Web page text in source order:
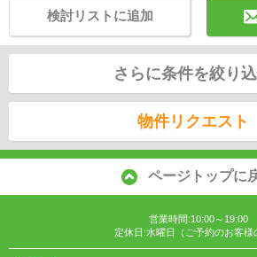
検討リストに追加
さらに条件を絞り
物件リクエスト
ページトップに
営業時間:10:00～19:00
定休日:水曜日（ご予約のお客様